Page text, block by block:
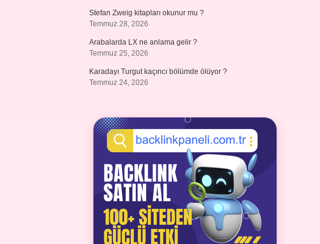
Stefan Zweig kitapları okunur mu ?
Temmuz 28, 2026
Arabalarda LX ne anlama gelir ?
Temmuz 25, 2026
Karadayı Turgut kaçıncı bölümde ölüyor ?
Temmuz 24, 2026